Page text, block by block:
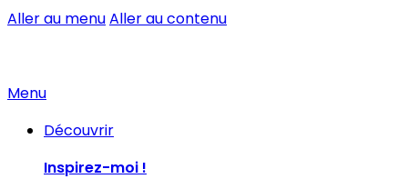
Aller au menuAller au contenu
Menu
Découvrir
Inspirez-moi !